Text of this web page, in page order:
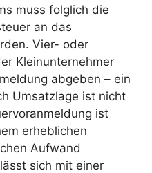
muss folglich die
an das
Vier- oder
Kleinunternehmer
abgeben – ein
Umsatzlage ist nicht
ist
erheblichen
Aufwand
sich mit einer